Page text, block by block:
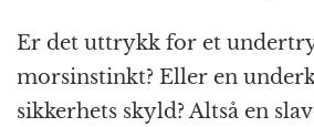
Er det uttrykk for et
morsinstinkt? Eller en
sikkerhets skyld? Altså en